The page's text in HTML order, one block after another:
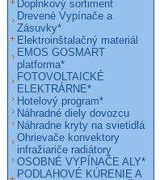
Doplnkový sortiment
Drevené Vypínače a
Zásuvky*
Elektroinštalačný materiál
EMOS GOSMART
platforma*
FOTOVOLTAICKÉ
ELEKTRÁRNE*
Hotelový program*
Náhradné diely dovozcu
Náhradne kryty na svietidlá
Ohrievače konvektory
infražiariče radiátory
OSOBNÉ VYPÍNAČE ALY*
PODLAHOVÉ KÚRENIE A